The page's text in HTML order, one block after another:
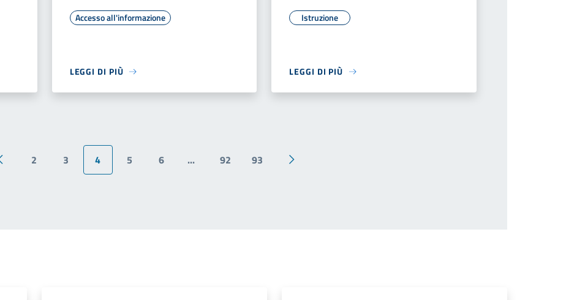
Accesso all'informazione
LEGGI DI PIÙ
Istruzione
LEGGI DI PIÙ
Pagina precedente
2 3 4 5 6 ... 92 93
Pagina successiva